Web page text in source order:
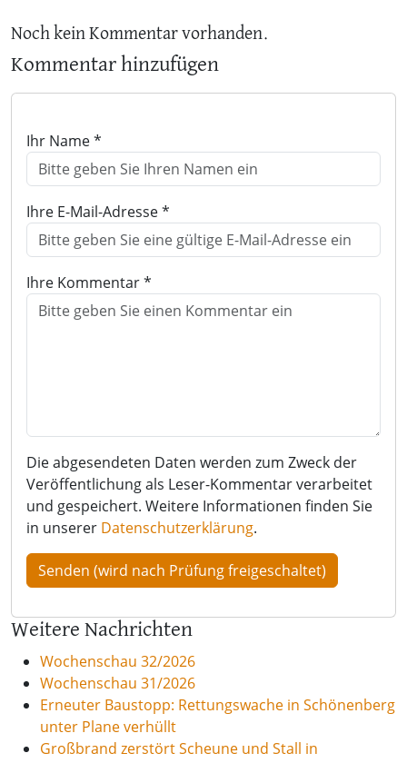
Noch kein Kommentar vorhanden.
Kommentar hinzufügen
Ihr Name *
Ihre E-Mail-Adresse *
Ihre Kommentar *
Die abgesendeten Daten werden zum Zweck der
Veröffentlichung als Leser-Kommentar verarbeitet
und gespeichert. Weitere Informationen finden Sie
in unserer Datenschutzerklärung.
Weitere Nachrichten
Wochenschau 32/2026
Wochenschau 31/2026
Erneuter Baustopp: Rettungswache in Schönenberg
unter Plane verhüllt
Großbrand zerstört Scheune und Stall in